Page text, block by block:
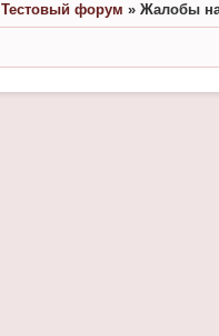
Тестовый форум » Жалобы на